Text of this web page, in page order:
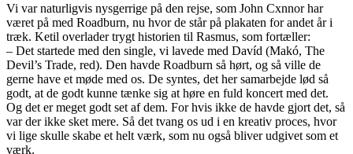
Vi var naturligvis nysgerrige på den rejse, som John Cxnnor har
været på med Roadburn, nu hvor de står på plakaten for andet år i
træk. Ketil overlader trygt historien til Rasmus, som fortæller:
– Det startede med den single, vi lavede med Davíd (Makó, The
Devil’s Trade, red). Den havde Roadburn så hørt, og så ville de
gerne have et møde med os. De syntes, det her samarbejde lød så
godt, at de godt kunne tænke sig at høre en fuld koncert med det.
Og det er meget godt set af dem. For hvis ikke de havde gjort det, så
var der ikke sket mere. Så det tvang os ud i en kreativ proces, hvor
vi lige skulle skabe et helt værk, som nu også bliver udgivet som et
værk.